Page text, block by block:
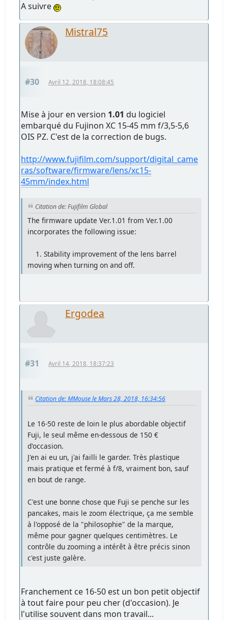
A suivre
Mistral75
#30 Avril 12, 2018, 18:08:45
Mise à jour en version 1.01 du logiciel
embarqué du Fujinon XC 15-45 mm f/3,5-5,6
OIS PZ. C'est de la correction de bugs.
http://www.fujifilm.com/support/digital_came
ras/software/firmware/lens/xc15-
45mm/index.html
Citation de: Fujifilm Global
The firmware update Ver.1.01 from Ver.1.00
incorporates the following issue:
1. Stability improvement of the lens barrel
moving when turning on and off.
Ergodea
#31 Avril 14, 2018, 18:37:23
Citation de: MMouse le Mars 28, 2018, 16:34:56
Le 16-50 reste de loin le plus abordable objectif
Fuji, le seul même en-dessous de 150 €
d'occasion.
J'en ai eu un, j'ai failli le garder. Très plastique
mais pratique et fermé à f/8, vraiment bon, sauf
en bout de range.
C'est une bonne chose que Fuji se penche sur les
pancakes, mais le zoom électrique, ça me semble
à l'opposé de la "philosophie" de la marque,
même pour gagner quelques centimètres. Le
contrôle du zooming a intérêt à être précis sinon
c'est juste galère.
Franchement ce 16-50 est un bon petit objectif
à tout faire pour peu cher (d'occasion). Je
l'utilise souvent dans mon travail...